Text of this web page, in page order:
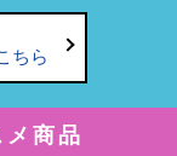
ちら
商品